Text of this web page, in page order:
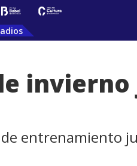
entrenamiento